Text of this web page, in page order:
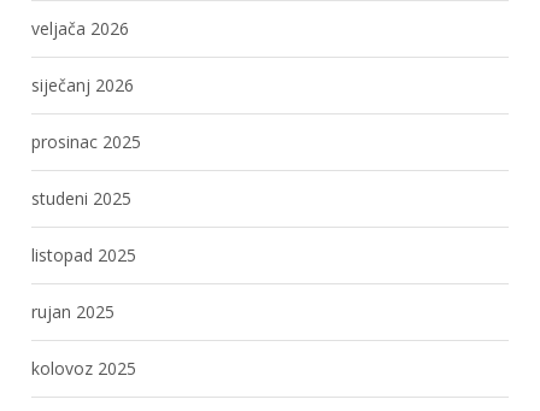
veljača 2026
siječanj 2026
prosinac 2025
studeni 2025
listopad 2025
rujan 2025
kolovoz 2025